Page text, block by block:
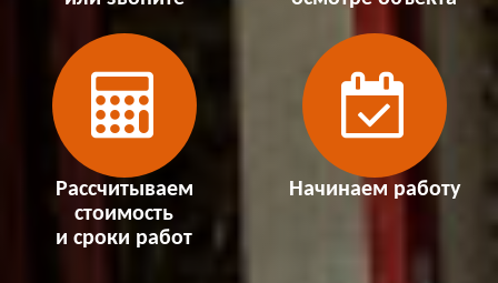
Рассчитываем
стоимость
и сроки работ
Начинаем работу